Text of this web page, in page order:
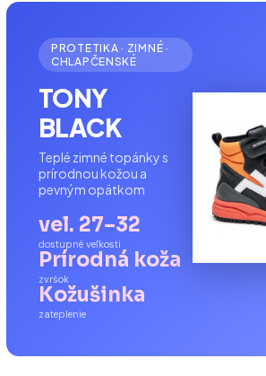
PROTETIKA · ZIMNÉ ·
CHLAPČENSKÉ
TONY
BLACK
Teplé zimné topánky s
prírodnou kožou a
pevným opätkom
vel. 27–32
dostupné veľkosti
Prírodná koža
zvršok
Kožušinka
zateplenie